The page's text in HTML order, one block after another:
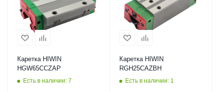
Каретка HIWIN
HGW65CCZAP
Есть в наличии: 7
Каретка HIWIN
RGH25CAZBH
Есть в наличии: 1